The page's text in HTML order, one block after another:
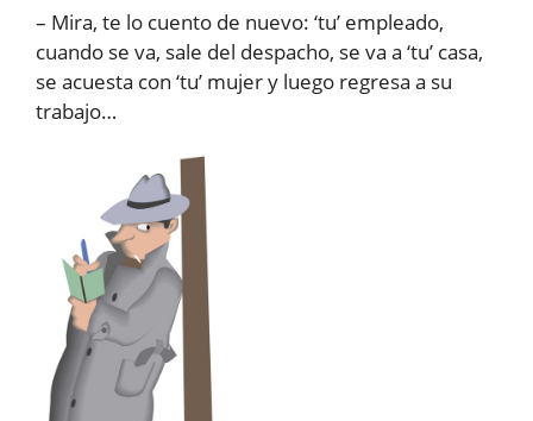
– Mira, te lo cuento de nuevo: ‘tu’ empleado,
cuando se va, sale del despacho, se va a ‘tu’ casa,
se acuesta con ‘tu’ mujer y luego regresa a su
trabajo…